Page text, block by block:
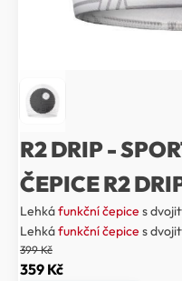
R2 DRIP -
ČEPICE R2
Lehkáfunkční čepice s
Lehkáfunkční čepice s
399Kč
Původní
359 KčAktuální